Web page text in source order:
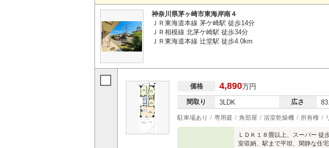
神奈川県茅ヶ崎市東海岸南４
ＪＲ東海道本線 茅ケ崎駅 徒歩14分
ＪＲ相模線 北茅ケ崎駅 徒歩34分
ＪＲ東海道本線 辻堂駅 徒歩4.0km
価格 4,890万円
間取り 3LDK 広さ
駐車場あり 専用庭 角部屋 浴室乾燥機 所有権
ＬＤＫ１８畳以上、スーパー 徒
室収納、駅まで平坦、閑静な住